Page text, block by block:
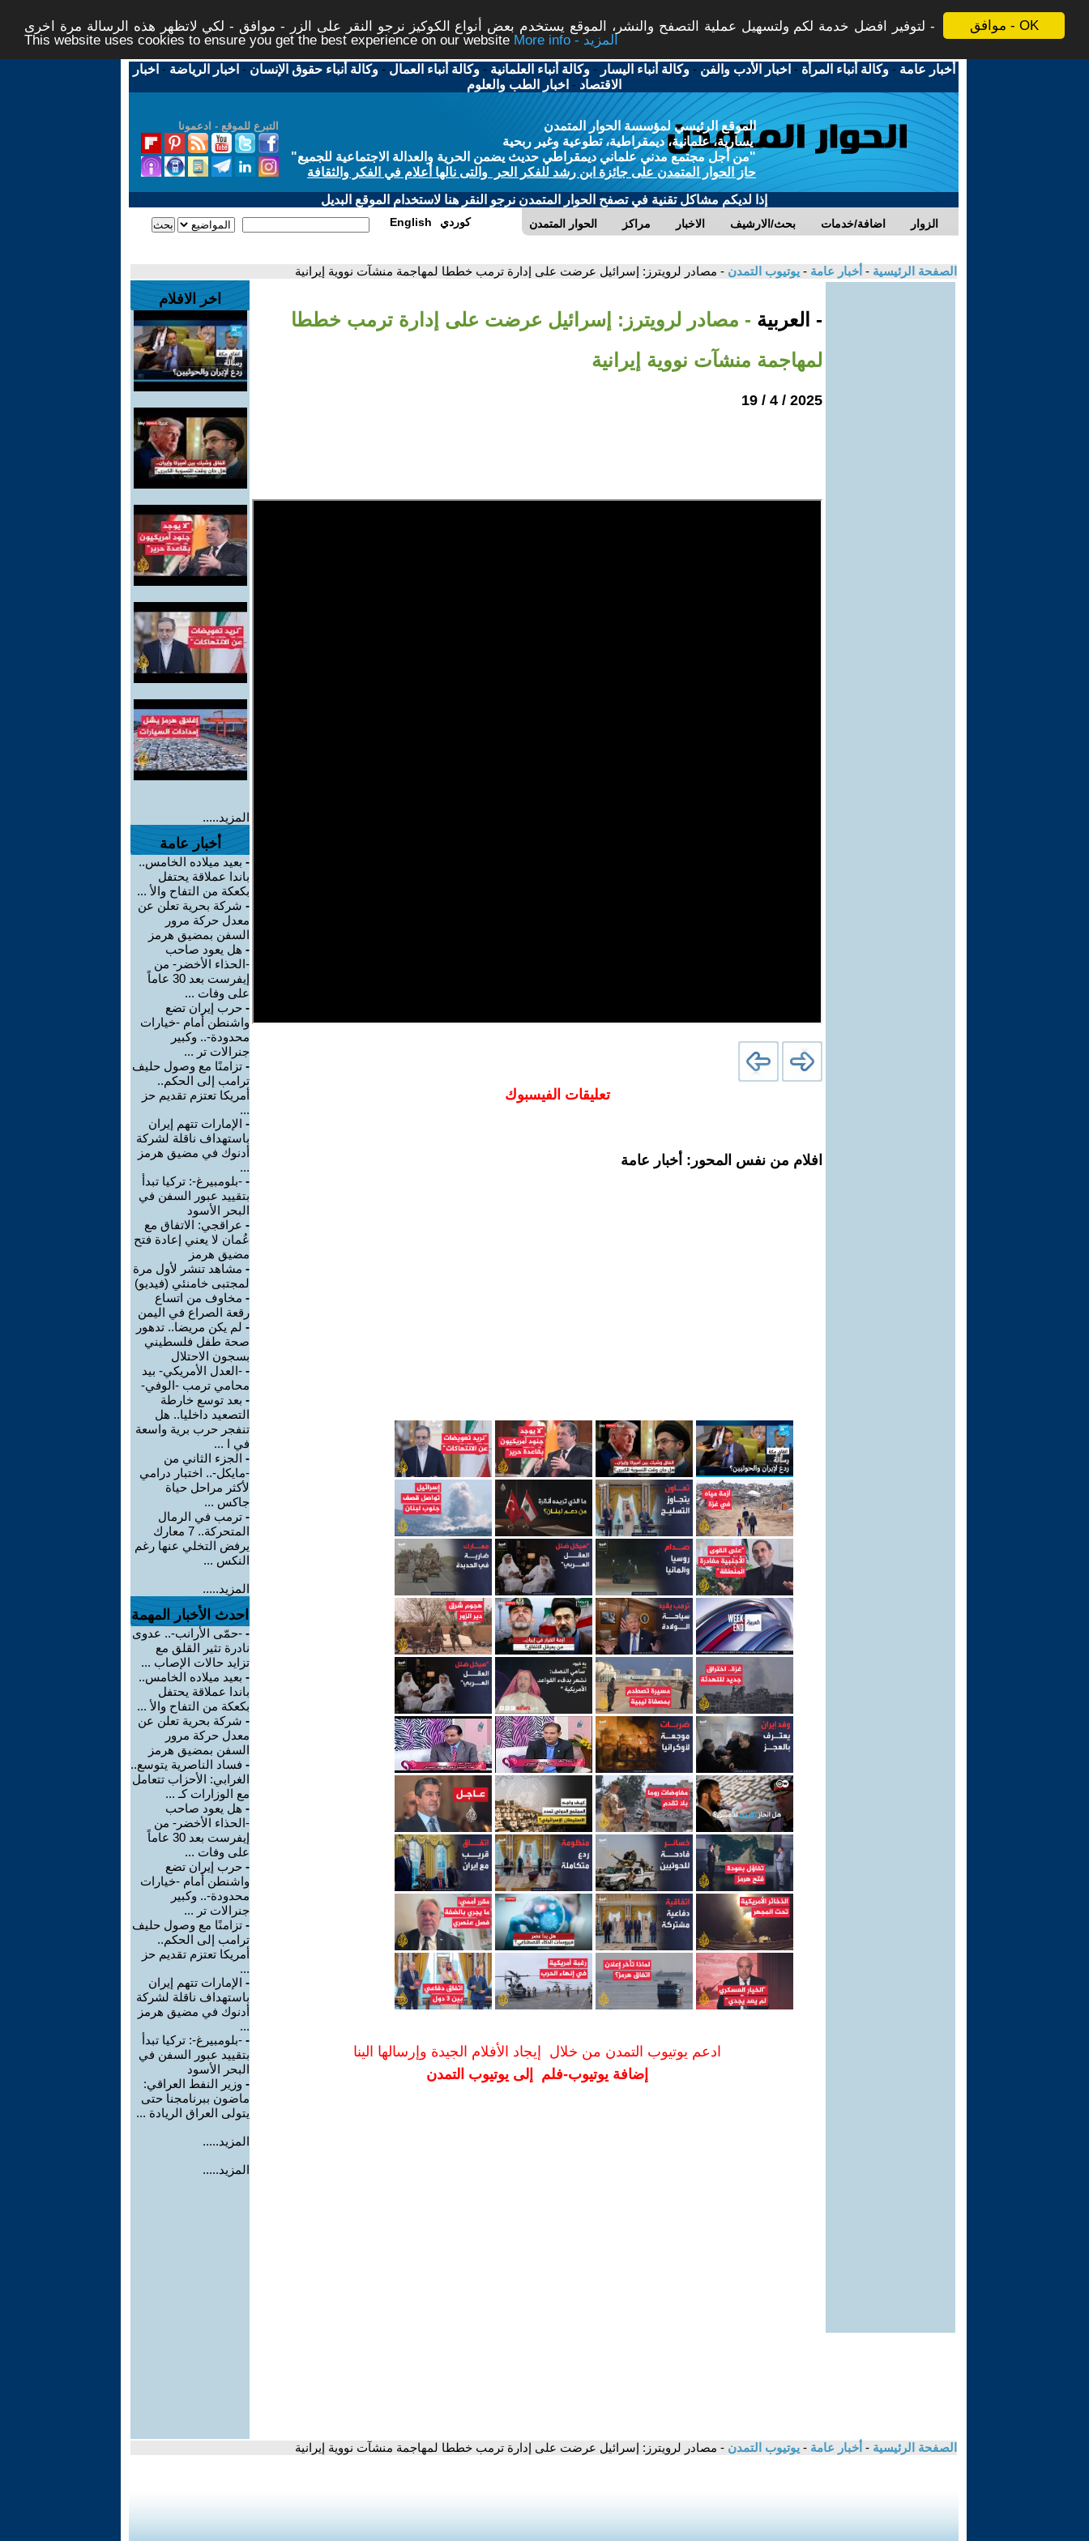
موافق - OK
لتوفير افضل خدمة لكم ولتسهيل عملية التصفح والنشر، الموقع يستخدم بعض أنواع الكوكيز نرجو النقر على الزر - موافق - لكي لاتظهر هذه الرسالة مرة اخرى -
This website uses cookies to ensure you get the best experience on our website
More info - المزيد
أخبار عامة -وكالة أنباء المرأة - اخبار الأدب والفن -وكالة أنباء اليسار -وكالة أنباء العلمانية -وكالة أنباء العمال -وكالة أنباء حقوق الإنسان - اخبار الرياضة - اخبار
الاقتصاد - اخبار الطب والعلوم
التبرع للموقع - ادعمونا
الموقع الرئيسي لمؤسسة الحوار المتمدن
يسارية، علمانية، ديمقراطية، تطوعية وغير ربحية
"من أجل مجتمع مدني علماني ديمقراطي حديث يضمن الحرية والعدالة الاجتماعية للجميع"
حاز الحوار المتمدن على جائزة ابن رشد للفكر الحر والتى نالها أعلام في الفكر والثقافة
إذا لديكم مشاكل تقنية في تصفح الحوار المتمدن نرجو النقر هنا لاستخدام الموقع البديل
الحوار المتمدن مراكز الاخبار بحث/الارشيف اضافة/خدمات الزوار English كوردي
الصفحة الرئيسية - أخبار عامة - يوتيوب التمدن - مصادر لرويترز: إسرائيل عرضت على إدارة ترمب خططا لمهاجمة منشآت نووية إيرانية
- العربية - مصادر لرويترز: إسرائيل عرضت على إدارة ترمب خططا
لمهاجمة منشآت نووية إيرانية
2025 / 4 / 19
تعليقات الفيسبوك
افلام من نفس المحور: أخبار عامة
ادعم يوتيوب التمدن من خلال إيجاد الأفلام الجيدة وإرسالها الينا
إضافة يوتيوب-فلم إلى يوتيوب التمدن
اخر الافلام
المزيد.....
أخبار عامة
- بعيد ميلاده الخامس..
باندا عملاقة يحتفل
بكعكة من التفاح والأ ...
- شركة بحرية تعلن عن
معدل حركة مرور
السفن بمضيق هرمز
- هل يعود صاحب
-الحذاء الأخضر- من
إيفرست بعد 30 عاماً
على وفات ...
- حرب إيران تضع
واشنطن أمام -خيارات
محدودة-.. وكبير
جنرالات تر ...
- تزامنًا مع وصول حليف
ترامب إلى الحكم..
أمريكا تعتزم تقديم حز
...
- الإمارات تتهم إيران
باستهداف ناقلة لشركة
أدنوك في مضيق هرمز
...
- -بلومبيرغ-: تركيا تبدأ
بتقييد عبور السفن في
البحر الأسود
- عراقجي: الاتفاق مع
عُمان لا يعني إعادة فتح
مضيق هرمز
- مشاهد تنشر لأول مرة
لمجتبى خامنئي (فيديو)
- مخاوف من اتساع
رقعة الصراع في اليمن
- لم يكن مريضا.. تدهور
صحة طفل فلسطيني
بسجون الاحتلال
- -العدل الأمريكي- بيد
محامي ترمب -الوفي-
- بعد توسع خارطة
التصعيد داخليا.. هل
تنفجر حرب برية واسعة
في ا ...
- الجزء الثاني من
-مايكل-.. اختبار درامي
لأكثر مراحل حياة
جاكس ...
- ترمب في الرمال
المتحركة.. 7 معارك
يرفض التخلي عنها رغم
النكس ...
المزيد.....
احدث الأخبار المهمة
- -حمّى الأرانب-.. عدوى
نادرة تثير القلق مع
تزايد حالات الإصاب ...
- بعيد ميلاده الخامس..
باندا عملاقة يحتفل
بكعكة من التفاح والأ ...
- شركة بحرية تعلن عن
معدل حركة مرور
السفن بمضيق هرمز
- فساد الناصرية يتوسع..
الغرابي: الأحزاب تتعامل
مع الوزارات كـ ...
- هل يعود صاحب
-الحذاء الأخضر- من
إيفرست بعد 30 عاماً
على وفات ...
- حرب إيران تضع
واشنطن أمام -خيارات
محدودة-.. وكبير
جنرالات تر ...
- تزامنًا مع وصول حليف
ترامب إلى الحكم..
أمريكا تعتزم تقديم حز
...
- الإمارات تتهم إيران
باستهداف ناقلة لشركة
أدنوك في مضيق هرمز
...
- -بلومبيرغ-: تركيا تبدأ
بتقييد عبور السفن في
البحر الأسود
- وزير النفط العراقي:
ماضون ببرنامجنا حتى
يتولى العراق الريادة ...
المزيد.....
المزيد.....
الصفحة الرئيسية - أخبار عامة - يوتيوب التمدن - مصادر لرويترز: إسرائيل عرضت على إدارة ترمب خططا لمهاجمة منشآت نووية إيرانية